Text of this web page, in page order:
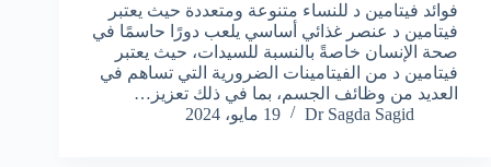
فوائد فيتامين د للنساء متنوعة ومتعددة حيث يعتبر
فيتامين د عنصر غذائي أساسي يلعب دورًا حاسمًا في
صحة الإنسان خاصةً بالنسبة للسيدات، حيث يعتبر
فيتامين د من الفيتامينات الضرورية التي تساهم في
العديد من وظائف الجسم، بما في ذلك تعزيز…
Dr Sagda Sagid
19 مايو، 2024